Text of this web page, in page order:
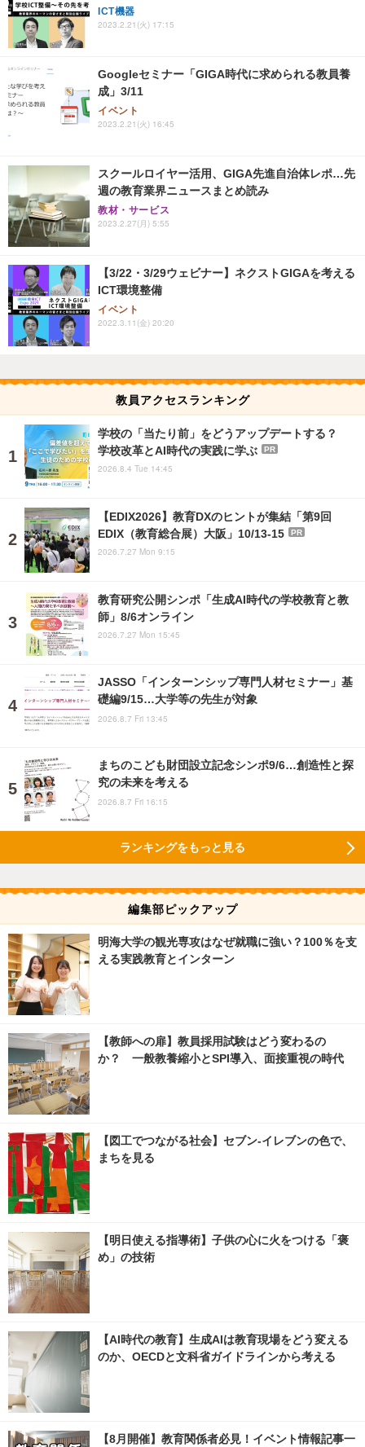
ICT機器
2023.2.21(火) 17:15
Googleセミナー「GIGA時代に求められる教員養
成」3/11
イベント
2023.2.21(火) 16:45
スクールロイヤー活用、GIGA先進自治体レポ…先
週の教育業界ニュースまとめ読み
教材・サービス
2023.2.27(月) 5:55
【3/22・3/29ウェビナー】ネクストGIGAを考える
ICT環境整備
イベント
2022.3.11(金) 20:20
教員アクセスランキング
学校の「当たり前」をどうアップデートする？
学校改革とAI時代の実践に学ぶ
PR
2026.8.4 Tue 14:45
【EDIX2026】教育DXのヒントが集結「第9回
EDIX（教育総合展）大阪」10/13-15
PR
2026.7.27 Mon 9:15
教育研究公開シンポ「生成AI時代の学校教育と教
師」8/6オンライン
2026.7.27 Mon 15:45
JASSO「インターンシップ専門人材セミナー」基
礎編9/15…大学等の先生が対象
2026.8.7 Fri 13:45
まちのこども財団設立記念シンポ9/6…創造性と探
究の未来を考える
2026.8.7 Fri 16:15
ランキングをもっと見る
編集部ピックアップ
明海大学の観光専攻はなぜ就職に強い？100％を支
える実践教育とインターン
【教師への扉】教員採用試験はどう変わるの
か？ 一般教養縮小とSPI導入、面接重視の時代
【図工でつながる社会】セブン‐イレブンの色で、
まちを見る
【明日使える指導術】子供の心に火をつける「褒
め」の技術
【AI時代の教育】生成AIは教育現場をどう変える
のか、OECDと文科省ガイドラインから考える
【8月開催】教育関係者必見！イベント情報記事一